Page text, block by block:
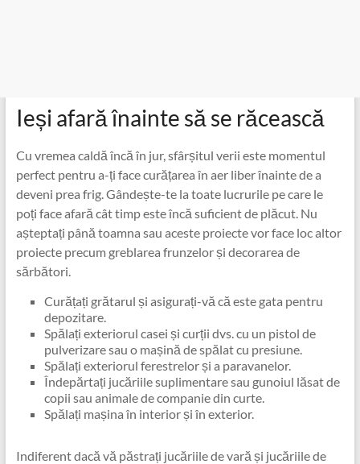
Ieși afară înainte să se răcească
Cu vremea caldă încă în jur, sfârșitul verii este momentul
perfect pentru a-ți face curățarea în aer liber înainte de a
deveni prea frig. Gândește-te la toate lucrurile pe care le
poți face afară cât timp este încă suficient de plăcut. Nu
așteptați până toamna sau aceste proiecte vor face loc altor
proiecte precum greblarea frunzelor și decorarea de
sărbători.
Curățați grătarul și asigurați-vă că este gata pentru
depozitare.
Spălați exteriorul casei și curții dvs. cu un pistol de
pulverizare sau o mașină de spălat cu presiune.
Spălați exteriorul ferestrelor și a paravanelor.
Îndepărtați jucăriile suplimentare sau gunoiul lăsat de
copii sau animale de companie din curte.
Spălați mașina în interior și în exterior.
Indiferent dacă vă păstrați jucăriile de vară și jucăriile de